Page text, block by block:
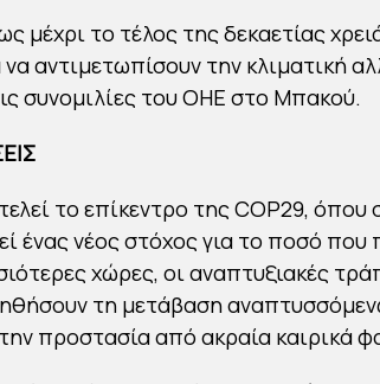
μέχρι το τέλος της δεκαετίας
αντιμετωπίσουν την κλιματική
συνομιλίες του ΟΗΕ στο Μπακού.
το επίκεντρο της COP29, όπου
ένας νέος στόχος για το ποσό που
χώρες, οι αναπτυξιακές
τη μετάβαση
προστασία από ακραία καιρικά